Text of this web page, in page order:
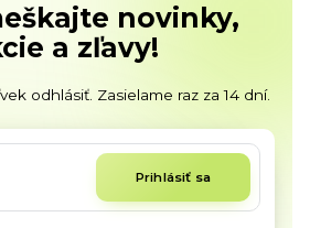
novinky,
a zľavy!
odhlásiť. Zasielame raz za 14 dní.
Prihlásiť sa